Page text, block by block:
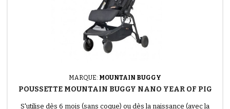
MARQUE: MOUNTAIN BUGGY
POUSSETTE MOUNTAIN BUGGY NANO YEAR OF PIG
S'utilise dès 6 mois (sans coque) ou dès la naissance (avec la